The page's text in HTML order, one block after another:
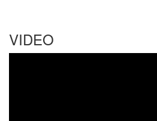
VIDEO